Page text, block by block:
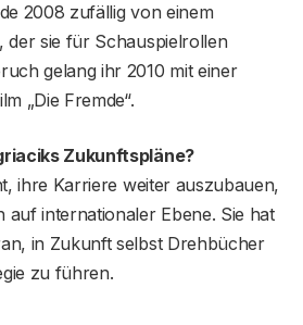
2008 zufällig von einem
der sie für Schauspielrollen
gelang ihr 2010 mit einer
„Die Fremde“.
Zukunftspläne?
ihre Karriere weiter auszubauen,
auf internationaler Ebene. Sie hat
in Zukunft selbst Drehbücher
zu führen.